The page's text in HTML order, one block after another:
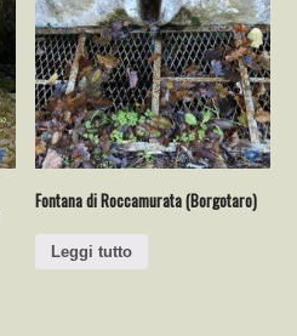
Fontana di Roccamurata (Borgotaro)
Leggi tutto